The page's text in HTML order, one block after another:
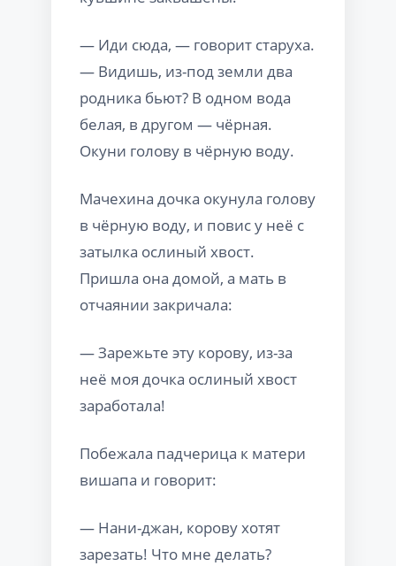
— Иди сюда, — говорит старуха.
— Видишь, из-под земли два
родника бьют? В одном вода
белая, в другом — чёрная.
Окуни голову в чёрную воду.
Мачехина дочка окунула голову
в чёрную воду, и повис у неё с
затылка ослиный хвост.
Пришла она домой, а мать в
отчаянии закричала:
— Зарежьте эту корову, из-за
неё моя дочка ослиный хвост
заработала!
Побежала падчерица к матери
вишапа и говорит:
— Нани-джан, корову хотят
зарезать! Что мне делать?